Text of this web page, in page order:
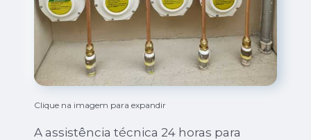
Clique na imagem para expandir
A assistência técnica 24 horas para